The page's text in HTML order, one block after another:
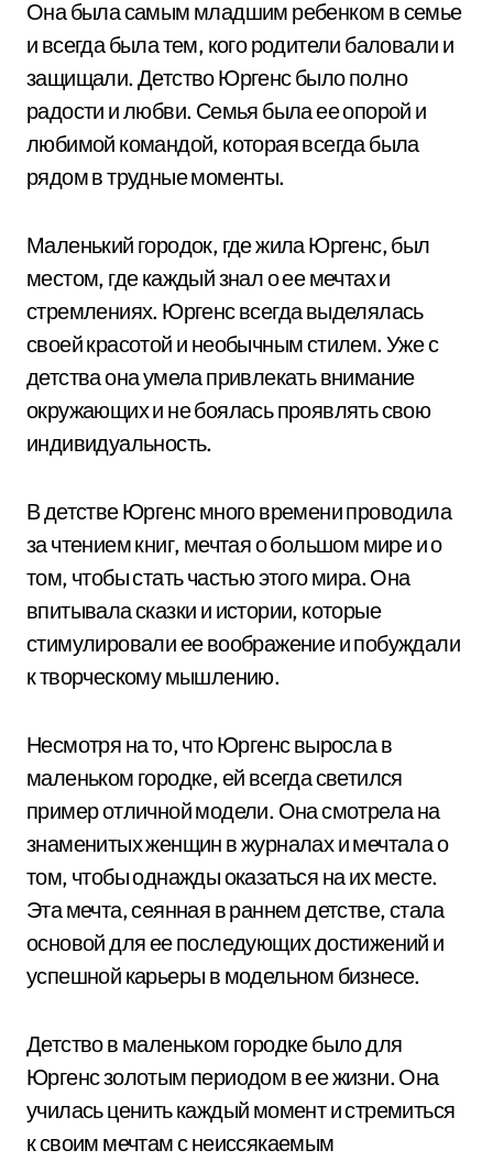
Она была самым младшим ребенком в семье
и всегда была тем, кого родители баловали и
защищали. Детство Юргенс было полно
радости и любви. Семья была ее опорой и
любимой командой, которая всегда была
рядом в трудные моменты.
Маленький городок, где жила Юргенс, был
местом, где каждый знал о ее мечтах и
стремлениях. Юргенс всегда выделялась
своей красотой и необычным стилем. Уже с
детства она умела привлекать внимание
окружающих и не боялась проявлять свою
индивидуальность.
В детстве Юргенс много времени проводила
за чтением книг, мечтая о большом мире и о
том, чтобы стать частью этого мира. Она
впитывала сказки и истории, которые
стимулировали ее воображение и побуждали
к творческому мышлению.
Несмотря на то, что Юргенс выросла в
маленьком городке, ей всегда светился
пример отличной модели. Она смотрела на
знаменитых женщин в журналах и мечтала о
том, чтобы однажды оказаться на их месте.
Эта мечта, сеянная в раннем детстве, стала
основой для ее последующих достижений и
успешной карьеры в модельном бизнесе.
Детство в маленьком городке было для
Юргенс золотым периодом в ее жизни. Она
училась ценить каждый момент и стремиться
к своим мечтам с неиссякаемым